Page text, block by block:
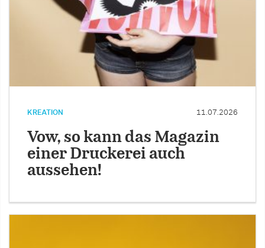
KREATION 11.07.2026
Vow, so kann das Magazin
einer Druckerei auch
aussehen!